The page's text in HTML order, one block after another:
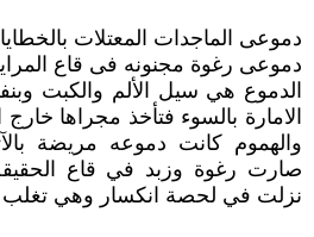
دموعى الماجدات المعتلات بالخطايا
دموعى رغوة مجنونه فى قاع
الدموع هي سيل الألم والكبت
الامارة بالسوء فتأخذ مجراها
والهموم كانت دموعه مريضة
صارت رغوة وزبد في قاع الحقيقة
نزلت في لحصة انكسار وهي تغلب